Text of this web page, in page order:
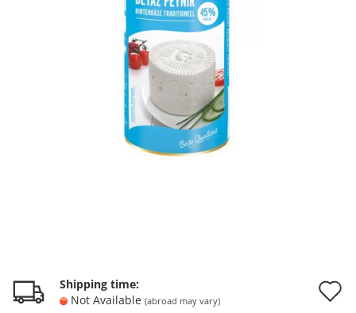
Shipping time:
Not Available (abroad may vary)